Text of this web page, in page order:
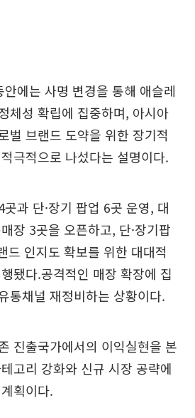
에는 사명 변경을 통해 애슬레
체성 확립에 집중하며, 아시아
벌 브랜드 도약을 위한 장기적
극적으로 나섰다는 설명이다.
과 단·장기 팝업 6곳 운영, 대
장 3곳을 오픈하고, 단·장기팝
드 인지도 확보를 위한 대대적
됐다.공격적인 매장 확장에 집
통채널 재정비하는 상황이다.
진출국가에서의 이익실현을 본
고리 강화와 신규 시장 공략에
획이다.